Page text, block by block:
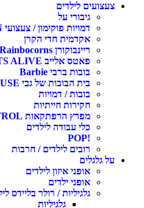
צעצועים לילדים
גיבורי על
דמויות פוקימון / צעצועי POKEMON
אקדמית חדי הקרן
ריינבוקורן Rainbocorns
פאטס אלייב PETS ALIVE
בובות ברבי Barbie
בית הבובות של גבי GABBY'S DOLLHOUSE
בובות / דמויות
חקירות חייתיות
מפרץ הרפתקאות PAW PATROL
כלי עבודה לילדים
!POP
רובים לילדים / חרבות
על גלגלים
אופני איזון לילדים
אופני ילדים
גלגיליות / רולר בליידס
גלגיליות